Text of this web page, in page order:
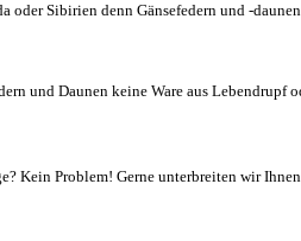
oder Sibirien denn Gänsefedern und -
und Daunen keine Ware aus Lebendrupf
Kein Problem! Gerne unterbreiten wir